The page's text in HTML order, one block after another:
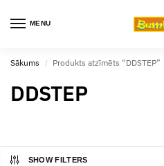
MENU
Sākums / Produkts atzīmēts “DDSTEP”
DDSTEP
SHOW FILTERS